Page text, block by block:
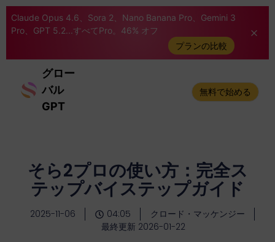
Claude Opus 4.6、Sora 2、Nano Banana Pro、Gemini 3
Pro、GPT 5.2...すべてPro。46% オフ
プランの比較
グロー
バル
GPT
無料で始める
そら2プロの使い方：完全ス
テップバイステップガイド
2025-11-06 04:05
クロード・マッケンジー
最終更新 2026-01-22